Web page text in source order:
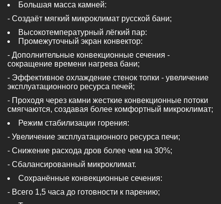
Большая масса камней:
- Создаёт мягкий микроклимат русской бани;
Высокотемпературный лёгкий пар:
Промежуточный экран конвектор:
- Дополнительные конвекционные сечения -
сокращение времени нагрева бани;
- Эффективное охлаждение стенок топки - увеличение
эксплуатационного ресурса печей;
- Проходя через камни жесткие конвекционные потоки
смягчаются, создавая более комфортный микроклимат;
Режим стабилизации горения:
- Увеличение эксплуатационного ресурса печи;
- Снижение расхода дров более чем на 30%;
- Сбалансированный микроклимат.
Сохранённые конвекционные сечения:
- Всего 1,5 часа до готовности к парению;